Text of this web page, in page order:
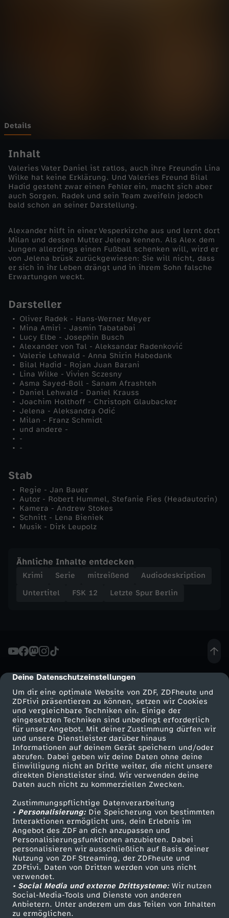
cmp-dialog-description
Deine Datenschutzeinstellungen
Um dir eine optimale Website von ZDF, ZDFheute und
ZDFtivi präsentieren zu können, setzen wir Cookies
und vergleichbare Techniken ein. Einige der
eingesetzten Techniken sind unbedingt erforderlich
für unser Angebot. Mit deiner Zustimmung dürfen wir
und unsere Dienstleister darüber hinaus
Informationen auf deinem Gerät speichern und/oder
abrufen. Dabei geben wir deine Daten ohne deine
Einwilligung nicht an Dritte weiter, die nicht unsere
direkten Dienstleister sind. Wir verwenden deine
Daten auch nicht zu kommerziellen Zwecken.
Zustimmungspflichtige Datenverarbeitung
• Personalisierung:Die Speicherung von bestimmten
Interaktionen ermöglicht uns, dein Erlebnis im
Angebot des ZDF an dich anzupassen und
Personalisierungsfunktionen anzubieten. Dabei
personalisieren wir ausschließlich auf Basis deiner
Nutzung von ZDF Streaming, der ZDFheute und
ZDFtivi. Daten von Dritten werden von uns nicht
verwendet.
• Social Media und externe Drittsysteme:Wir nutzen
Social-Media-Tools und Dienste von anderen
Anbietern. Unter anderem um das Teilen von Inhalten
zu ermöglichen.
r
l
i
n
-
M
ä
r
c
h
e
n
p
i
n
z
Details
Inhalt
Valeries Vater Daniel ist ratlos, auch ihre Freundin Lina
Wilke hat keine Erklärung. Und Valeries Freund Bilal
Hadid gesteht zwar einen Fehler ein, macht sich aber
auch Sorgen. Radek und sein Team zweifeln jedoch
bald schon an seiner Darstellung.
Alexander hilft in einer Vesperkirche aus und lernt dort
Milan und dessen Mutter Jelena kennen. Als Alex dem
Jungen allerdings einen Fußball schenken will, wird er
von Jelena brüsk zurückgewiesen: Sie will nicht, dass
er sich in ihr Leben drängt und in ihrem Sohn falsche
Erwartungen weckt.
Darsteller
Oliver Radek - Hans-Werner Meyer
Mina Amiri - Jasmin Tabatabai
Lucy Elbe - Josephin Busch
Alexander von Tal - Aleksandar Radenković
Valerie Lehwald - Anna Shirin Habedank
Bilal Hadid - Rojan Juan Barani
Lina Wilke - Vivien Sczesny
Asma Sayed-Boll - Sanam Afrashteh
Daniel Lehwald - Daniel Krauss
Joachim Holthoff - Christoph Glaubacker
Jelena - Aleksandra Odić
Milan - Franz Schmidt
und andere -
-
-
Stab
Regie - Jan Bauer
Autor - Robert Hummel, Stefanie Fies (Headautorin)
Kamera - Andrew Stokes
Schnitt - Lena Bieniek
Musik - Dirk Leupolz
Ähnliche Inhalte entdecken
Krimi Serie mitreißend
Audiodeskription
Untertitel
FSK 12 Letzte Spur Berlin
Mehr ZDF
ZDF-Apps
Smart TV
ZDFtext
Livestreams
Sendungen A-Z
TV-Programm
Service
ZDFmitreden
Kontakt zum ZDF
Tickets
Zuschauerservice
Hilfe
ZDF Unternehmen
Karriere